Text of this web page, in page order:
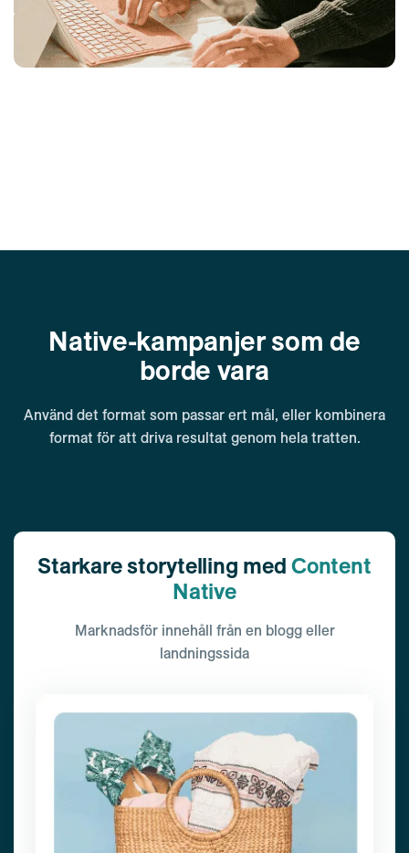
Native-kampanjer som de
borde vara
Använd det format som passar ert mål, eller kombinera
format för att driva resultat genom hela tratten.
Starkare storytelling medContent
Native
Marknadsför innehåll från en blogg eller
landningssida